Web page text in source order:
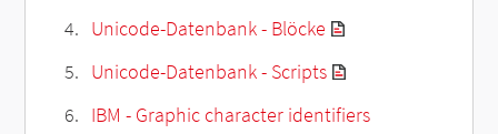
Unicode-Datenbank - Blöcke
Unicode-Datenbank - Scripts
IBM - Graphic character identifiers